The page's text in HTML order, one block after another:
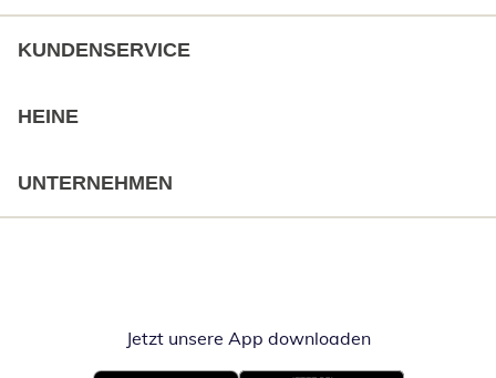
KUNDENSERVICE
HEINE
UNTERNEHMEN
Jetzt unsere App downloadenÖffnet in